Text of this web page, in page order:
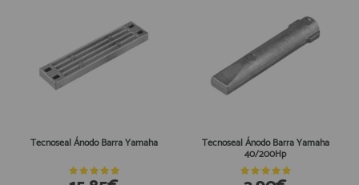
Tecnoseal Ánodo Barra Yamaha Tecnoseal Ánodo Barra Yamaha
40/200Hp